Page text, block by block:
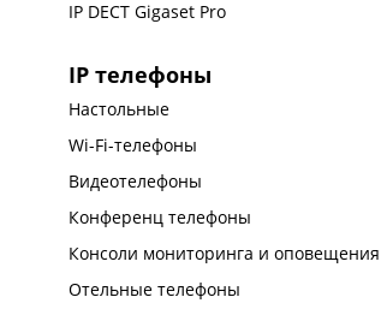
IP DECT Gigaset Pro
IP телефоны
Настольные
Wi-Fi-телефоны
Видеотелефоны
Конференц телефоны
Консоли мониторинга и оповещения
Отельные телефоны